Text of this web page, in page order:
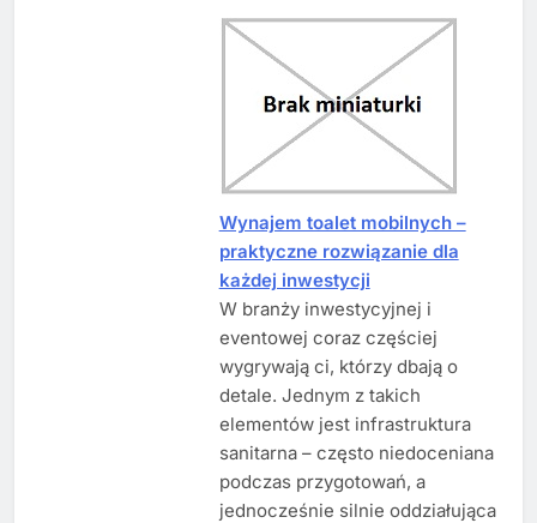
Wynajem toalet mobilnych –
praktyczne rozwiązanie dla
każdej inwestycji
W branży inwestycyjnej i
eventowej coraz częściej
wygrywają ci, którzy dbają o
detale. Jednym z takich
elementów jest infrastruktura
sanitarna – często niedoceniana
podczas przygotowań, a
jednocześnie silnie oddziałująca